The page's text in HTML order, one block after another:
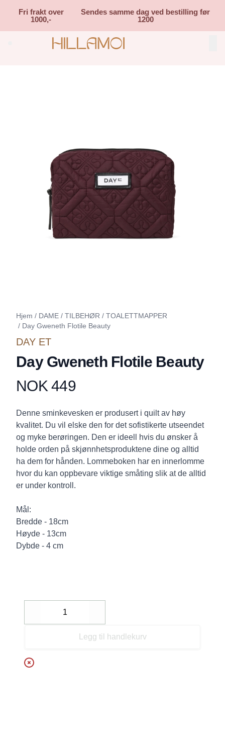
Fri frakt over
1000,-
Sendes samme dag ved bestilling før
1200
Search (⌘K)
Hjem / DAME / TILBEHØR / TOALETTMAPPER
/ Day Gweneth Flotile Beauty
DAY ET
Day Gweneth Flotile Beauty
Produktdetaljer
NOK 449
Description
Denne sminkevesken er produsert i quilt av høy
kvalitet. Du vil elske den for det sofistikerte utseendet
og myke berøringen. Den er ideell hvis du ønsker å
holde orden på skjønnhetsproduktene dine og alltid
ha dem for hånden. Lommeboken har en innerlomme
hvor du kan oppbevare viktige småting slik at de alltid
er under kontroll.
Mål:
Bredde - 18cm
Høyde - 13cm
Dybde - 4 cm
Decrease
Legg til handlekurv